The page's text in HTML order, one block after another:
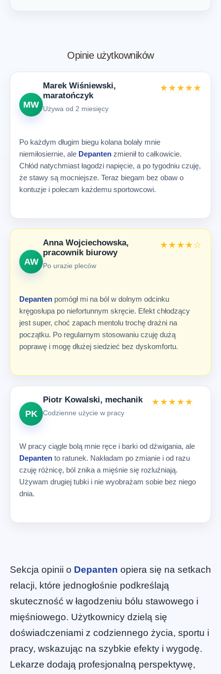
Opinie użytkowników
MW
Marek Wiśniewski,
maratończyk
Używa od 2 miesięcy
★★★★★
Po każdym długim biegu kolana bolały mnie
niemiłosiernie, ale Depanten zmienił to całkowicie.
Chłód natychmiast łagodzi napięcie, a po tygodniu czuję,
że stawy są mocniejsze. Teraz biegam bez obaw o
kontuzje i polecam każdemu sportowcowi.
AW
Anna Wojciechowska,
pracownik biurowy
Po urazie pleców
★★★★☆
Depanten pomógł mi na ból w dolnym odcinku
kręgosłupa po niefortunnym skręcie. Efekt chłodzący
jest super, choć zapach mentolu trochę drażni na
początku. Po regularnym stosowaniu czuję dużą
poprawę i mogę dłużej siedzieć bez dyskomfortu.
PK
Piotr Kowalski, mechanik
Codzienne użycie w pracy
★★★★★
W pracy ciągle bolą mnie ręce i barki od dźwigania, ale
Depanten to ratunek. Nakładam po zmianie i od razu
czuję różnicę, ból znika a mięśnie się rozluźniają.
Używam drugiej tubki i nie wyobrażam sobie bez niego
dnia.
Sekcja opinii o Depanten opiera się na setkach
relacji, które jednogłośnie podkreślają
skuteczność w łagodzeniu bólu stawowego i
mięśniowego. Użytkownicy dzielą się
doświadczeniami z codziennego życia, sportu i
pracy, wskazując na szybkie efekty i wygodę.
Lekarze dodają profesjonalną perspektywę,